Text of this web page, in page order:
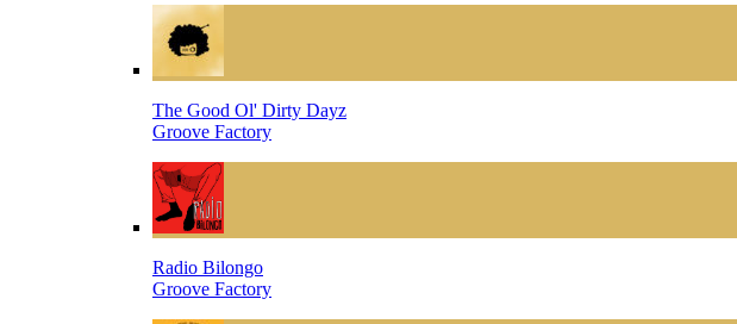
The Good Ol' Dirty Dayz
Groove Factory
Radio Bilongo
Groove Factory